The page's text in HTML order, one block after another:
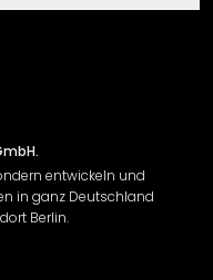
entwickeln und
in ganz Deutschland
Berlin.